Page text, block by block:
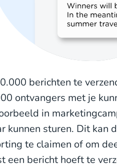
berichten te
ontvangers met je
in
kunnen sturen. Dit kan
te claimen of om
een bericht hoeft te